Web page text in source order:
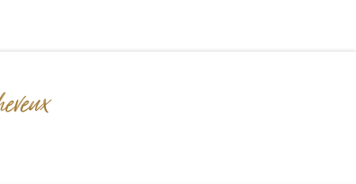
Partagez Votre Journée Avec De Superbes Cheveux